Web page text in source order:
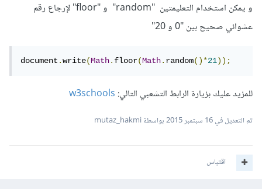
و يمكن استخدام التعليمتين "random" و "floor" لإرجاع رقم
عشوائي صحيح بين "0 و 20"
document.write(Math.floor(Math.random()*21));
للمزيد عليك بزيارة الرابط التشعبي التالي: w3schools
تم التعديل في16 سبتمبر 2015 بواسطة mutaz_hakmi
اقتباس